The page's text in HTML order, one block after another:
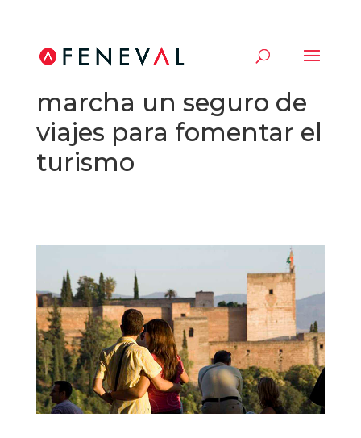
Andalucía pone en
marcha un seguro de
viajes para fomentar el
turismo